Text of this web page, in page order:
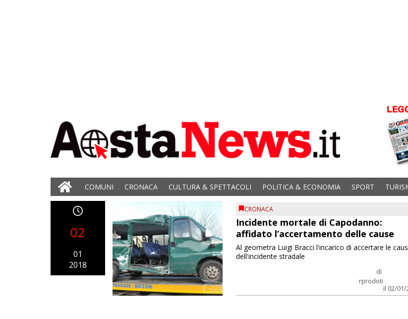
COMUNI CRONACA CULTURA & SPETTACOLI POLITICA & ECONOMIA SPORT
02
01
2018
CRONACA
Incidente mortale di Capodanno:
affidato l’accertamento delle cause
di
rprodoti
il 02/01/
Al geometra Luigi Bracci l'incarico di accertare le
dell'incidente stradale